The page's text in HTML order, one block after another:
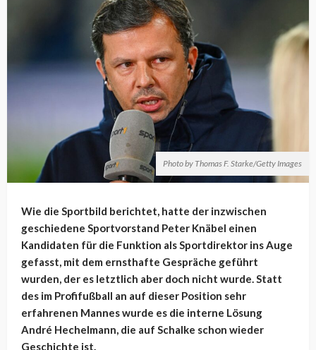
Photo by Thomas F. Starke/Getty Images
Wie die Sportbild berichtet, hatte der inzwischen
geschiedene Sportvorstand Peter Knäbel einen
Kandidaten für die Funktion als Sportdirektor ins Auge
gefasst, mit dem ernsthafte Gespräche geführt
wurden, der es letztlich aber doch nicht wurde. Statt
des im Profifußball an auf dieser Position sehr
erfahrenen Mannes wurde es die interne Lösung
André Hechelmann, die auf Schalke schon wieder
Geschichte ist.